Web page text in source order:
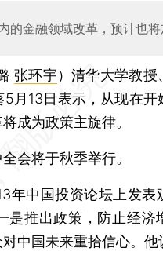
的金融领域改革，预计也将
张环宇）清华大学教授
月13日表示，从现在开
成为政策主旋律。
将于秋季举行。
中国投资论坛上发表
是推出政策，防止经济
中国未来重拾信心。他